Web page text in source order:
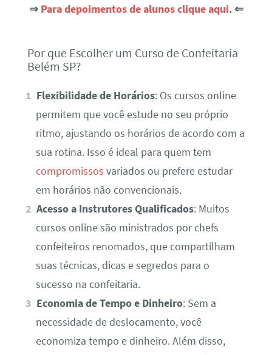
⇒ Para depoimentos de alunos clique aqui. ⇐
Por que Escolher um Curso de Confeitaria
Belém SP?
Flexibilidade de Horários: Os cursos online
permitem que você estude no seu próprio
ritmo, ajustando os horários de acordo com a
sua rotina. Isso é ideal para quem tem
compromissos variados ou prefere estudar
em horários não convencionais.
Acesso a Instrutores Qualificados: Muitos
cursos online são ministrados por chefs
confeiteiros renomados, que compartilham
suas técnicas, dicas e segredos para o
sucesso na confeitaria.
Economia de Tempo e Dinheiro: Sem a
necessidade de deslocamento, você
economiza tempo e dinheiro. Além disso,